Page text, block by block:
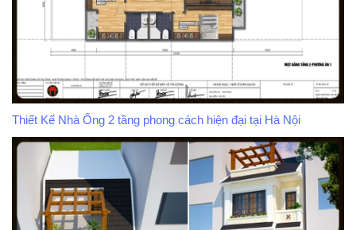
Thiết Kế Nhà Ống 2 tầng phong cách hiện đại tại Hà Nội